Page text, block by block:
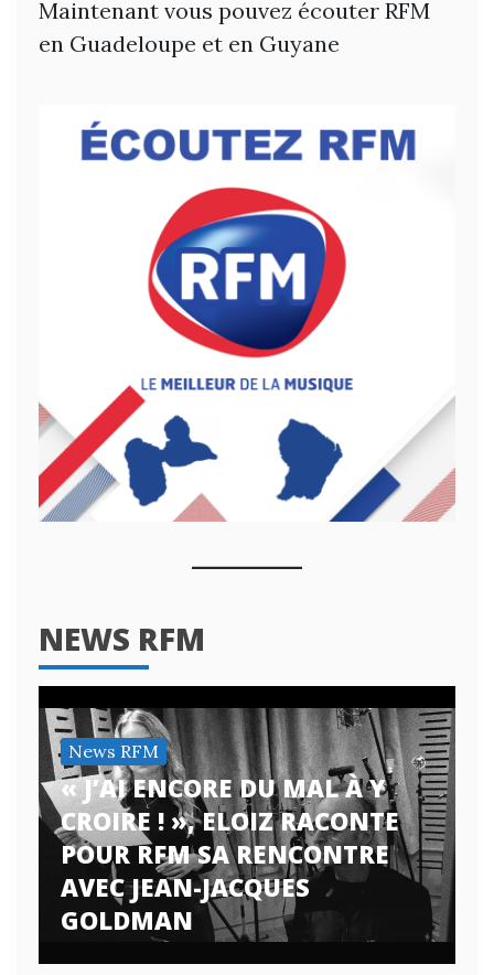
Maintenant vous pouvez écouter RFM
en Guadeloupe et en Guyane
NEWS RFM
News RFM
« J’AI ENCORE DU MAL À Y
CROIRE ! », ELOIZ RACONTE
POUR RFM SA RENCONTRE
AVEC JEAN-JACQUES
GOLDMAN